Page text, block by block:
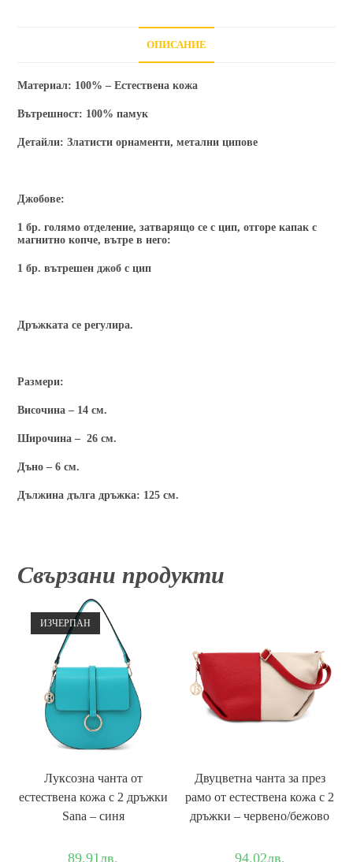
ОПИСАНИЕ
Материал: 100% – Естествена кожа
Вътрешност: 100% памук
Детайли: Златисти орнаменти, метални ципове
Джобове:
1 бр. голямо отделение, затварящо се с цип, отгоре капак с
магнитно копче, вътре в него:
1 бр. вътрешен джоб с цип
Дръжката се регулира.
Размери:
Височина – 14 см.
Широчина – 26 см.
Дъно – 6 см.
Дължина дълга дръжка: 125 см.
Свързани продукти
ИЗЧЕРПАН
Луксозна чанта от
естествена кожа с 2 дръжки
Sana – синя
89.91лв.
Двуцветна чанта за през
рамо от естествена кожа с 2
дръжки – червено/бежово
94.02лв.